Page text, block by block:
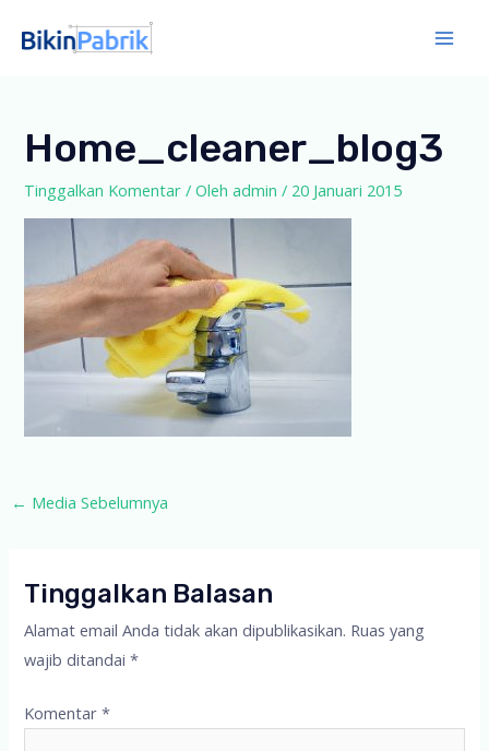
Home_cleaner_blog3
Tinggalkan Komentar / Olehadmin/ 20 Januari 2015
Post
← Media Sebelumnya
Tinggalkan Balasan
Alamat email Anda tidak akan dipublikasikan. Ruas yang
wajib ditandai*
Komentar*